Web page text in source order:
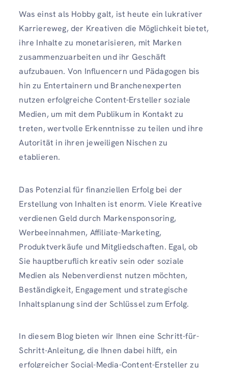
Was einst als Hobby galt, ist heute ein lukrativer
Karriereweg, der Kreativen die Möglichkeit bietet,
ihre Inhalte zu monetarisieren, mit Marken
zusammenzuarbeiten und ihr Geschäft
aufzubauen. Von Influencern und Pädagogen bis
hin zu Entertainern und Branchenexperten
nutzen erfolgreiche Content-Ersteller soziale
Medien, um mit dem Publikum in Kontakt zu
treten, wertvolle Erkenntnisse zu teilen und ihre
Autorität in ihren jeweiligen Nischen zu
etablieren.
Das Potenzial für finanziellen Erfolg bei der
Erstellung von Inhalten ist enorm. Viele Kreative
verdienen Geld durch Markensponsoring,
Werbeeinnahmen, Affiliate-Marketing,
Produktverkäufe und Mitgliedschaften. Egal, ob
Sie hauptberuflich kreativ sein oder soziale
Medien als Nebenverdienst nutzen möchten,
Beständigkeit, Engagement und strategische
Inhaltsplanung sind der Schlüssel zum Erfolg.
In diesem Blog bieten wir Ihnen eine Schritt-für-
Schritt-Anleitung, die Ihnen dabei hilft, ein
erfolgreicher Social-Media-Content-Ersteller zu